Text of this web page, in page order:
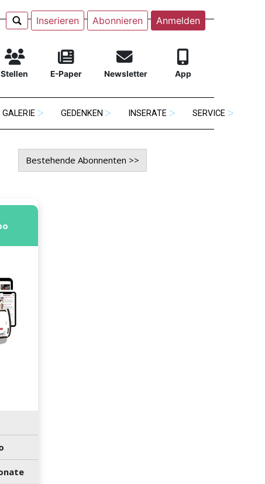
Inserieren Abonnieren Anmelden
Stellen E-Paper Newsletter App
GALERIE GEDENKEN INSERATE SERVICE